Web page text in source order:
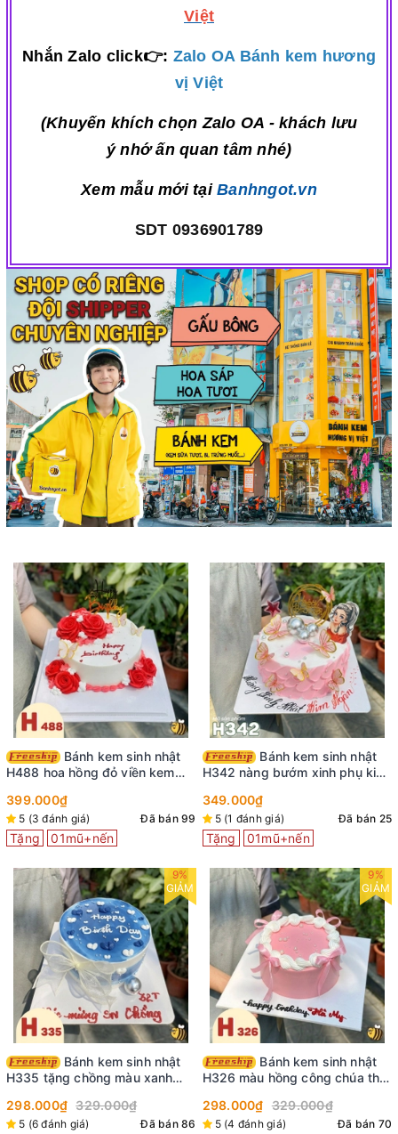
Việt
Nhắn Zalo click👉: Zalo OA Bánh kem hương
vị Việt
(Khuyến khích chọn Zalo OA - khách lưu
ý nhớ ấn quan tâm nhé)
Xem mẫu mới tạiBanhngot.vn
SDT 0936901789
Bánh kem sinh nhật
H488 hoa hồng đỏ viền kem
399.000₫
5 (3 đánh giá) Đã bán 99
Tặng 01mũ+nến
H342 nàng bướm xinh phụ kiện
349.000₫
5 (1 đánh giá) Đã bán 25
Tặng 01mũ+nến
9%
GIẢM
Bánh kem sinh nhật
H335 tặng chồng màu xanh
298.000₫ 329.000₫
5 (6 đánh giá) Đã bán 86
9%
GIẢM
H326 màu hồng công chúa thắt
298.000₫ 329.000₫
5 (4 đánh giá) Đã bán 70